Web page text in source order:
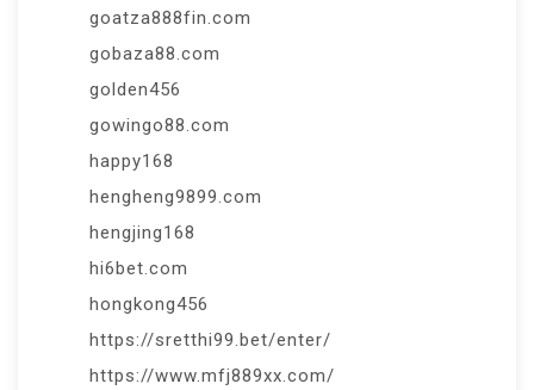
goatza888fin.com
gobaza88.com
golden456
gowingo88.com
happy168
hengheng9899.com
hengjing168
hi6bet.com
hongkong456
https://sretthi99.bet/enter/
https://www.mfj889xx.com/